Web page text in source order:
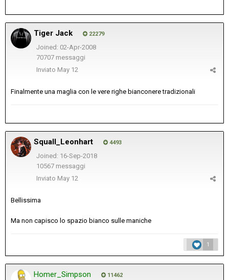
Tiger Jack 22279
Joined: 02-Apr-2008
70707 messaggi
Inviato May 12
Finalmente una maglia con le vere righe bianconere tradizionali
Squall_Leonhart 4493
Joined: 16-Sep-2018
10567 messaggi
Inviato May 12
Bellissima
Ma non capisco lo spazio bianco sulle maniche
1
Homer_Simpson 11462